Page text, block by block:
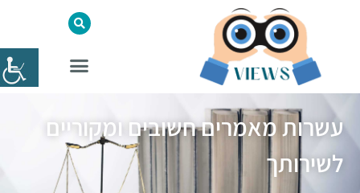
עשרות מאמרים חשובים ומקוריים
לשירותך